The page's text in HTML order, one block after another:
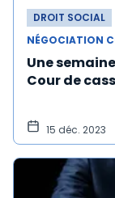
DROIT SOCIAL
Une
Cour de
15 déc. 2023